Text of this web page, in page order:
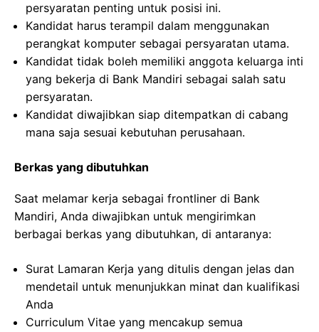
persyaratan penting untuk posisi ini.
Kandidat harus terampil dalam menggunakan
perangkat komputer sebagai persyaratan utama.
Kandidat tidak boleh memiliki anggota keluarga inti
yang bekerja di Bank Mandiri sebagai salah satu
persyaratan.
Kandidat diwajibkan siap ditempatkan di cabang
mana saja sesuai kebutuhan perusahaan.
Berkas yang dibutuhkan
Saat melamar kerja sebagai frontliner di Bank
Mandiri, Anda diwajibkan untuk mengirimkan
berbagai berkas yang dibutuhkan, di antaranya:
Surat Lamaran Kerja yang ditulis dengan jelas dan
mendetail untuk menunjukkan minat dan kualifikasi
Anda
Curriculum Vitae yang mencakup semua